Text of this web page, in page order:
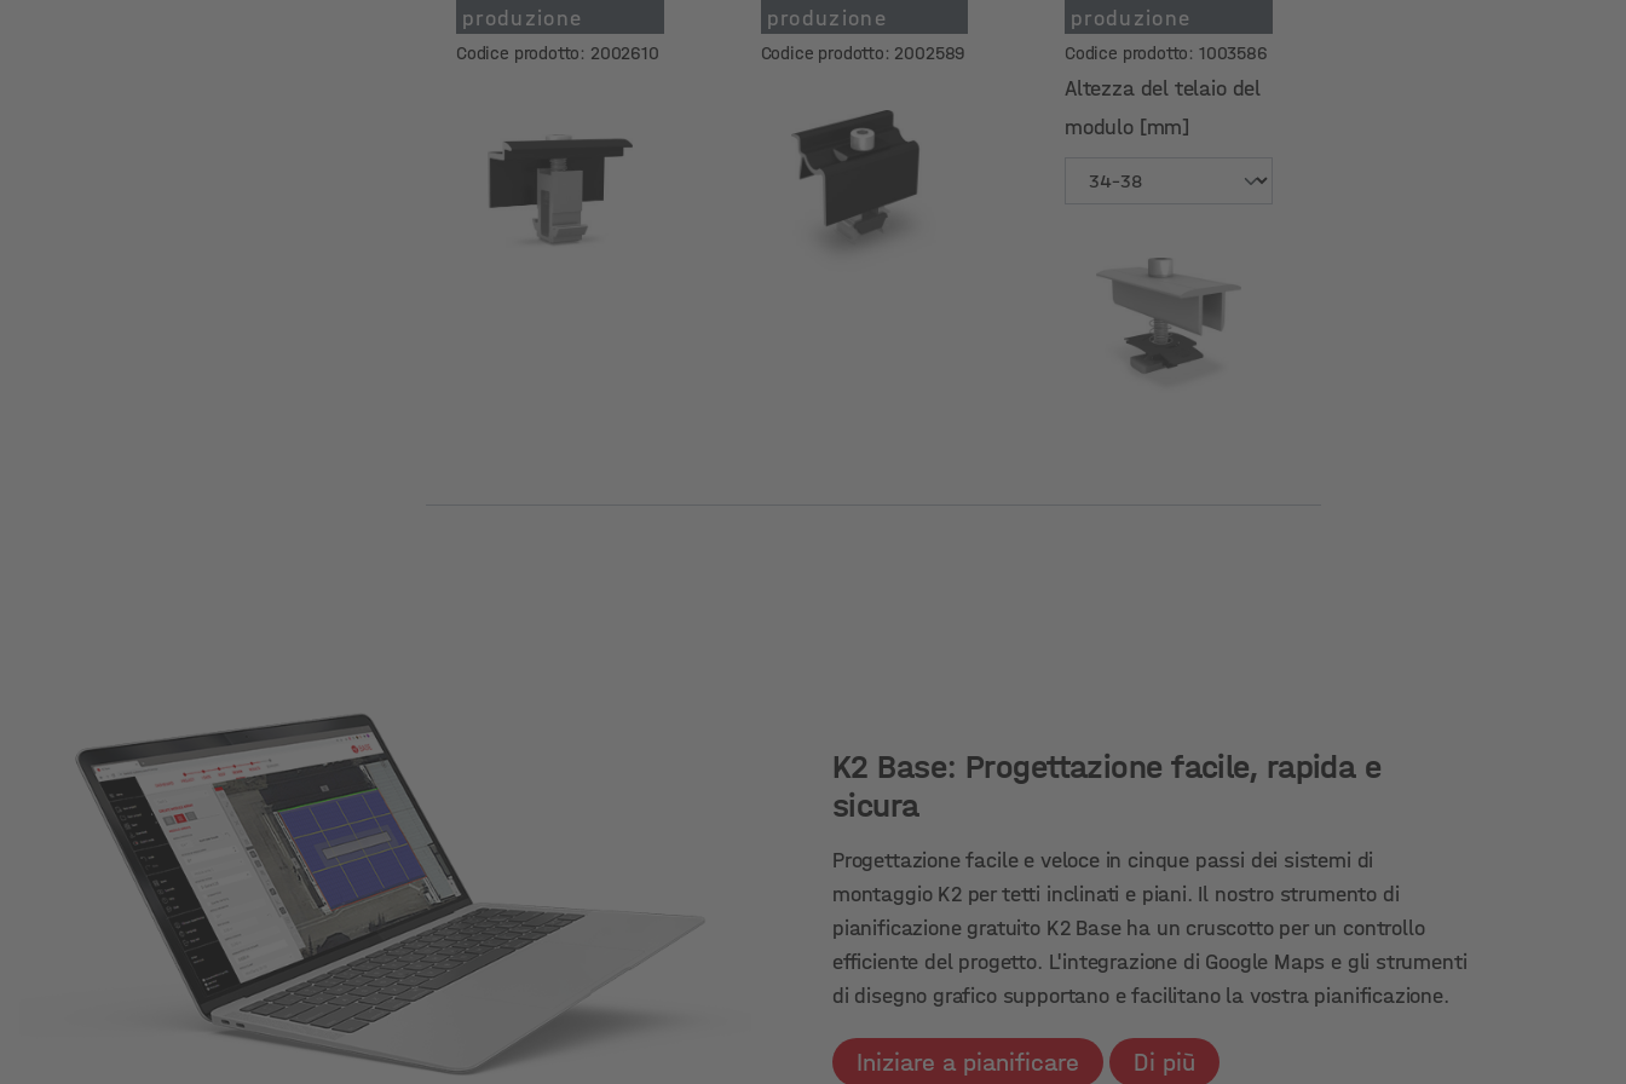
produzione
Codice prodotto: 2002610
produzione
Codice prodotto: 2002589
produzione
Codice prodotto: 1003586
Altezza del telaio del
modulo [mm]
modulo [mm]
K2 Base: Progettazione facile, rapida e
sicura
Progettazione facile e veloce in cinque passi dei sistemi di
montaggio K2 per tetti inclinati e piani. Il nostro strumento di
pianificazione gratuito K2 Base ha un cruscotto per un controllo
efficiente del progetto. L'integrazione di Google Maps e gli strumenti
di disegno grafico supportano e facilitano la vostra pianificazione.
Iniziare a pianificare Di più